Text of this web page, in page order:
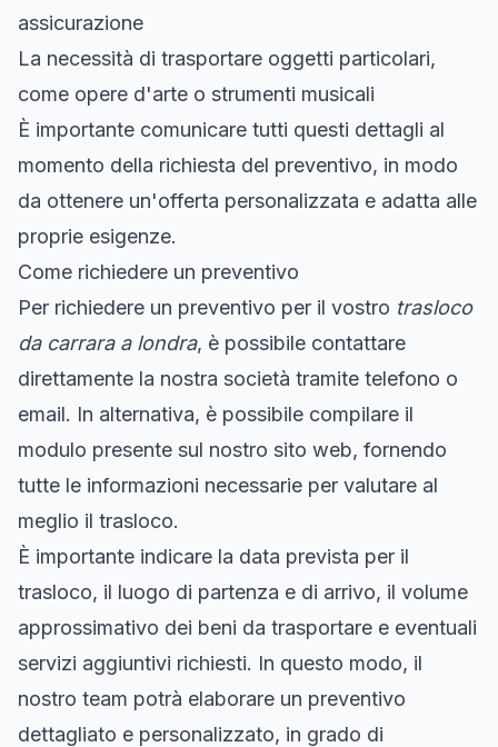
assicurazione
La necessità di trasportare oggetti particolari,
come opere d'arte o strumenti musicali
È importante comunicare tutti questi dettagli al
momento della richiesta del preventivo, in modo
da ottenere un'offerta personalizzata e adatta alle
proprie esigenze.
Come richiedere un preventivo
Per richiedere un preventivo per il vostro trasloco
da carrara a londra, è possibile contattare
direttamente la nostra società tramite telefono o
email. In alternativa, è possibile compilare il
modulo presente sul nostro sito web, fornendo
tutte le informazioni necessarie per valutare al
meglio il trasloco.
È importante indicare la data prevista per il
trasloco, il luogo di partenza e di arrivo, il volume
approssimativo dei beni da trasportare e eventuali
servizi aggiuntivi richiesti. In questo modo, il
nostro team potrà elaborare un preventivo
dettagliato e personalizzato, in grado di